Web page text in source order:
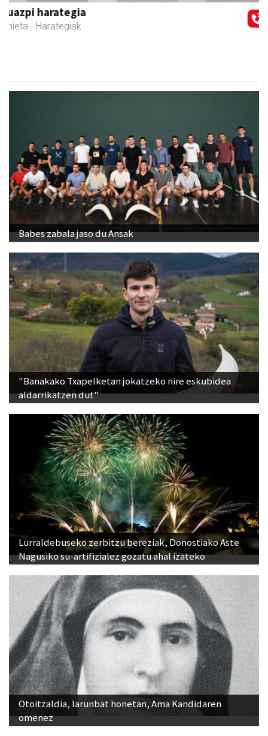
CESA Formazio Zentroa
Urnieta - Ikasketak
Babes zabala jaso du Ansak
"Banakako Txapelketan jokatzeko nire eskubidea
aldarrikatzen dut"
Lurraldebuseko zerbitzu bereziak, Donostiako Aste
Nagusiko su-artifizialez gozatu ahal izateko
Otoitzaldia, larunbat honetan, Ama Kandidaren
omenez